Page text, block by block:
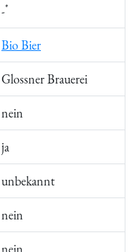
-*
Bio Bier
Glossner Brauerei
nein
ja
unbekannt
nein
nein